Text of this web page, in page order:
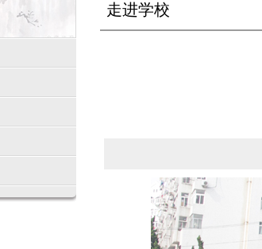
走进学校